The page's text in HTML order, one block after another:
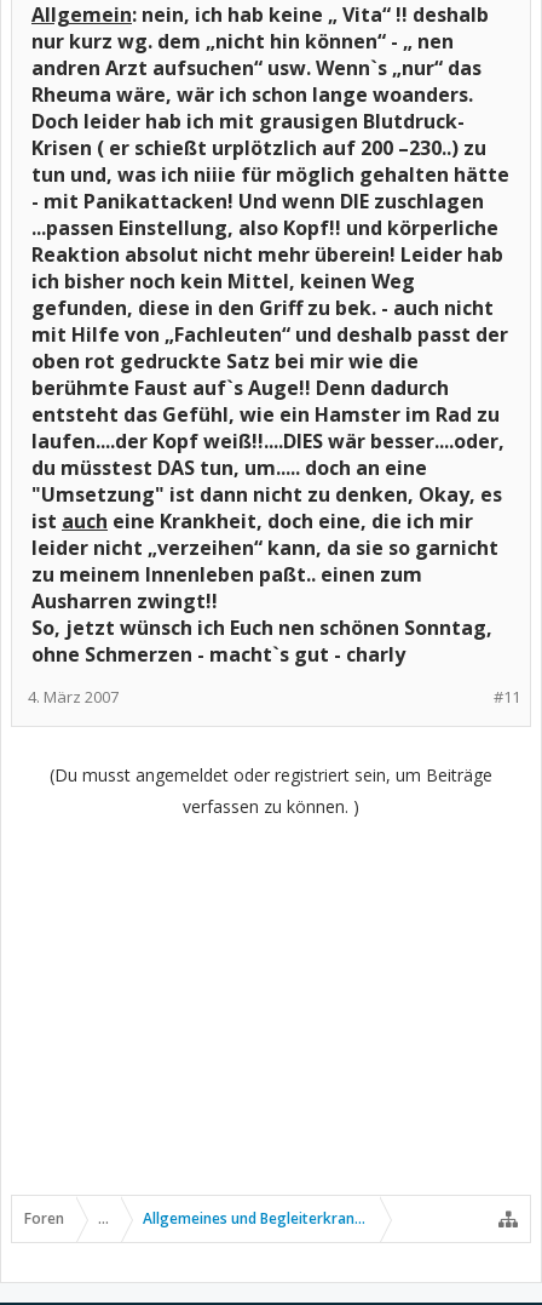
Allgemein: nein, ich hab keine „ Vita“ !! deshalb
nur kurz wg. dem „nicht hin können“ - „ nen
andren Arzt aufsuchen“ usw. Wenn`s „nur“ das
Rheuma wäre, wär ich schon lange woanders.
Doch leider hab ich mit grausigen Blutdruck-
Krisen ( er schießt urplötzlich auf 200 –230..) zu
tun und, was ich niiie für möglich gehalten hätte
- mit Panikattacken! Und wenn DIE zuschlagen
...passen Einstellung, also Kopf!! und körperliche
Reaktion absolut nicht mehr überein! Leider hab
ich bisher noch kein Mittel, keinen Weg
gefunden, diese in den Griff zu bek. - auch nicht
mit Hilfe von „Fachleuten“ und deshalb passt der
oben rot gedruckte Satz bei mir wie die
berühmte Faust auf`s Auge!! Denn dadurch
entsteht das Gefühl, wie ein Hamster im Rad zu
laufen....der Kopf weiß!!....DIES wär besser....oder,
du müsstest DAS tun, um..... doch an eine
"Umsetzung" ist dann nicht zu denken, Okay, es
ist auch eine Krankheit, doch eine, die ich mir
leider nicht „verzeihen“ kann, da sie so garnicht
zu meinem Innenleben paßt.. einen zum
Ausharren zwingt!!
So, jetzt wünsch ich Euch nen schönen Sonntag,
ohne Schmerzen - macht`s gut - charly
#11
4. März 2007
(Du musst angemeldet oder registriert sein, um Beiträge
verfassen zu können. )
Foren ... Allgemeines und Begleiterkrankungen